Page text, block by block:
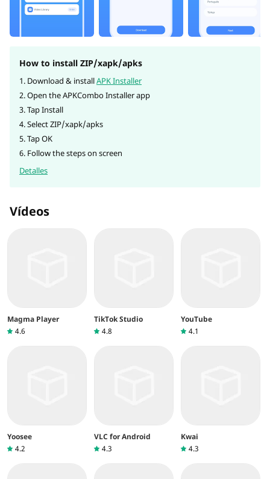
How to install ZIP/xapk/apks
1. Download & installAPK Installer
2. Open the APKCombo Installer app
3. Tap Install
4. Select ZIP/xapk/apks
5. Tap OK
6. Follow the steps on screen
Detalles
Vídeos
Magma Player
4.6
TikTok Studio
4.8
YouTube
4.1
Yoosee
4.2
VLC for Android
4.3
Kwai
4.3